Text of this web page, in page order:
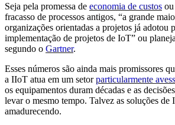
Seja pela promessa de economia de custos
fracasso de processos antigos, “a grande
organizações orientadas a projetos já adotou
implementação de projetos de IoT” ou
segundo o Gartner.
Esses números são ainda mais promissores
a IIoT atua em um setorparticularmente
os equipamentos duram décadas e as
levar o mesmo tempo. Talvez as soluções
amadurecendo.